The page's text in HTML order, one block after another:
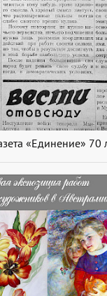
«Единение» 70